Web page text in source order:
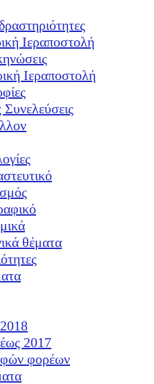
Ιεραποστολή
Ιεραποστολή
Συνελεύσεις
θέματα
2017
φορέων